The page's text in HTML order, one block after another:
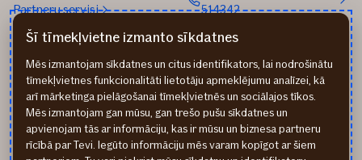
Partneru servisi
If Online sistēma Eagle
514342
Sūtīt e-pastu: info@if.lv
If Apdrošināšanas
izplatītāji
Pirmslīguma informācija
Rekvizīti
Šī tīmekļvietne izmanto sīkdatnes
Mēs izmantojam sīkdatnes un citus identifikators, lai nodrošinātu
tīmekļvietnes funkcionalitāti lietotāju apmeklējumu analīzei, kā
arī mārketinga pielāgošanai tīmekļvietnēs un sociālajos tīkos.
Mēs izmantojam gan mūsu, gan trešo pušu sīkdatnes un
apvienojam tās ar informāciju, kas ir mūsu un biznesa partneru
rīcībā par Tevi. Iegūto informāciju mēs varam kopīgot ar šiem